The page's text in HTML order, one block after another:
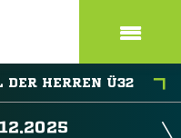
DER HERREN Ü32